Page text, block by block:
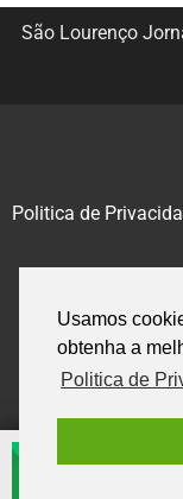
Usamos
obtenha a
Politica de
São Lourenço
Politica de